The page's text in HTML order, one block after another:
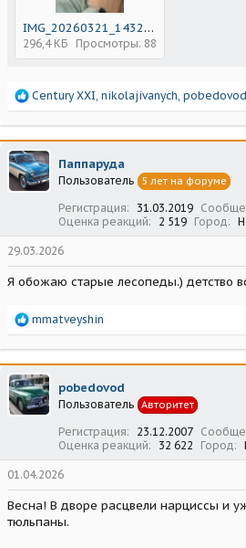
IMG_20260321_143218.jpg
296,4 КБ Просмотры: 88
Р
а
к
ц
и
и
Century XXI nikolajivanych pobedovod
Паппаруда
Пользователь 5 лет на форуме
Регистрация 31.03.2019
Оценка реакций
2 519 Город
29.03.2026
Я обожаю старые лесопеды.) детство
Р
а
к
ц
и
и
mmatveyshin
pobedovod
Пользователь Авторитет
Регистрация 23.12.2007
Оценка реакций
32 622 Город
01.04.2026
Весна! В дворе расцвели нарциссы и
тюльпаны.